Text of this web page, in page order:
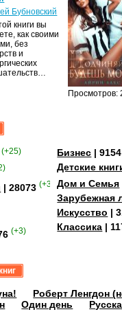
Бубновский
книги вы
как своими
без
и
Просмотров:
(+25)
| 28073 (+349)
(+3)
Бизнес | 9154
Детские
Дом и Семья
Зарубежная
Искусство |
Классика |
Роберт Ленгдон
Один день